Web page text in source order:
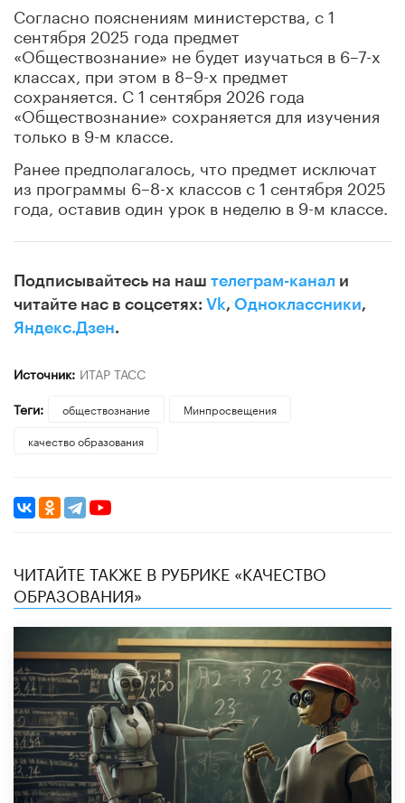
Согласно пояснениям министерства, с 1
сентября 2025 года предмет
«Обществознание» не будет изучаться в 6–7-х
классах, при этом в 8–9-х предмет
сохраняется. С 1 сентября 2026 года
«Обществознание» сохраняется для изучения
только в 9-м классе.
Ранее предполагалось, что предмет исключат
из программы 6–8-х классов с 1 сентября 2025
года, оставив один урок в неделю в 9-м классе.
Подписывайтесь на наш телеграм-канал и
читайте нас в соцсетях: Vk, Одноклассники,
Яндекс.Дзен.
Источник: ИТАР ТАСС
Теги:
обществознание
Минпросвещения
качество образования
ЧИТАЙТЕ ТАКЖЕ В РУБРИКЕ «КАЧЕСТВО
ОБРАЗОВАНИЯ»